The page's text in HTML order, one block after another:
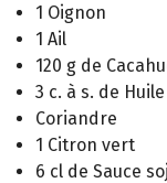
1 Oignon
1 Ail
120 g de
3 c. à s. de
Coriandre
1 Citron vert
6 cl de Sauce